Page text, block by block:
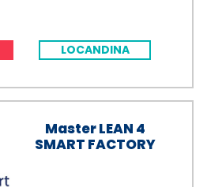
LOCANDINA
Master LEAN 4
SMART FACTORY